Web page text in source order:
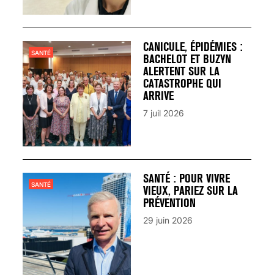
CANICULE, ÉPIDÉMIES :
BACHELOT ET BUZYN
ALERTENT SUR LA
CATASTROPHE QUI
ARRIVE
SANTÉ
7 juil 2026
SANTÉ : POUR VIVRE
VIEUX, PARIEZ SUR LA
PRÉVENTION
SANTÉ
29 juin 2026